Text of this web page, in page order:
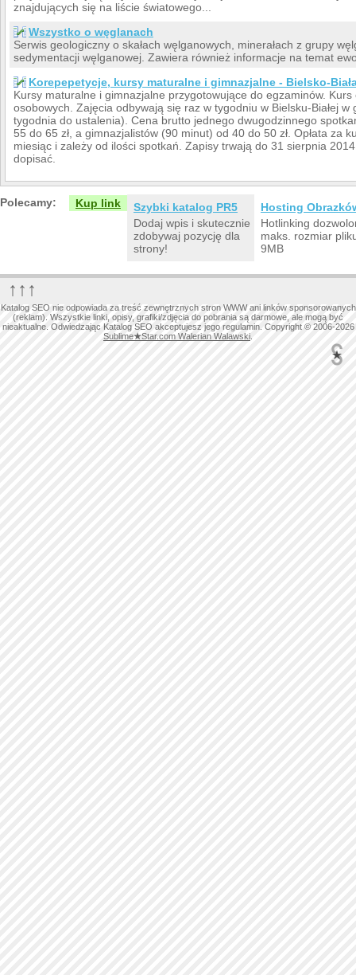
znajdujących się na liście światowego...
Wszystko o węglanach
Serwis geologiczny o skałach węlganowych, minerałach z grupy
sedymentacji węlganowej. Zawiera również informacje na temat
Korepepetycje, kursy maturalne i gimnazjalne - Bielsko-
Kursy maturalne i gimnazjalne przygotowujące do egzaminów.
osobowych. Zajęcia odbywają się raz w tygodniu w Bielsku-Białej w
tygodnia do ustalenia). Cena brutto jednego dwugodzinnego
55 do 65 zł, a gimnazjalistów (90 minut) od 40 do 50 zł. Opłata za
miesiąc i zależy od ilości spotkań. Zapisy trwają do 31 sierpnia
dopisać.
Polecamy: Kup link
Szybki katalog PR5
Dodaj wpis i skutecznie
zdobywaj pozycję dla
strony!
Hosting
Hotlinking
maks. rozmiar
9MB
↑↑↑
Katalog SEO nie odpowiada za treść zewnętrznych stron WWW ani linków sponsorowanych
(reklam). Wszystkie linki, opisy, grafiki/zdjęcia do pobrania są darmowe, ale mogą być
nieaktualne. Odwiedzając Katalog SEO akceptujesz jego regulamin. Copyright © 2006-2026
Sublime★Star.com Walerian Walawski